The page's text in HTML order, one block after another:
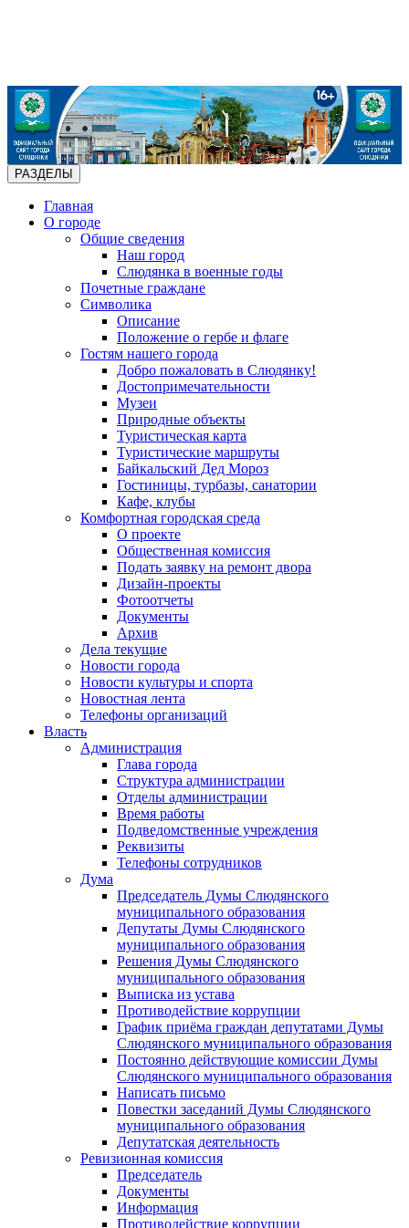
РАЗДЕЛЫ
Главная
О городе
Общие сведения
Наш город
Слюдянка в военные годы
Почетные граждане
Символика
Описание
Положение о гербе и флаге
Гостям нашего города
Добро пожаловать в Слюдянку!
Достопримечательности
Музеи
Природные объекты
Туристическая карта
Туристические маршруты
Байкальский Дед Мороз
Гостиницы, турбазы, санатории
Кафе, клубы
Комфортная городская среда
О проекте
Общественная комиссия
Подать заявку на ремонт двора
Дизайн-проекты
Фотоотчеты
Документы
Архив
Дела текущие
Новости города
Новости культуры и спорта
Новостная лента
Телефоны организаций
Власть
Администрация
Глава города
Структура администрации
Отделы администрации
Время работы
Подведомственные учреждения
Реквизиты
Телефоны сотрудников
Дума
Председатель Думы Слюдянского
муниципального образования
Депутаты Думы Слюдянского
муниципального образования
Решения Думы Слюдянского
муниципального образования
Выписка из устава
Противодействие коррупции
График приёма граждан депутатами Думы
Слюдянского муниципального образования
Постоянно действующие комиссии Думы
Слюдянского муниципального образования
Написать письмо
Повестки заседаний Думы Слюдянского
муниципального образования
Депутатская деятельность
Ревизионная комиссия
Председатель
Документы
Информация
Противодействие коррупции